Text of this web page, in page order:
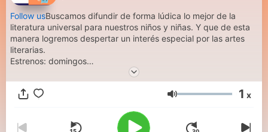
Follow usBuscamos difundir de forma lúdica lo mejor de la
literatura universal para nuestros niños y niñas. Y que de esta
manera logremos despertar un interés especial por las artes
literarias.
Estrenos: domingos
Soy Patty Edulú
Volumen 1 x